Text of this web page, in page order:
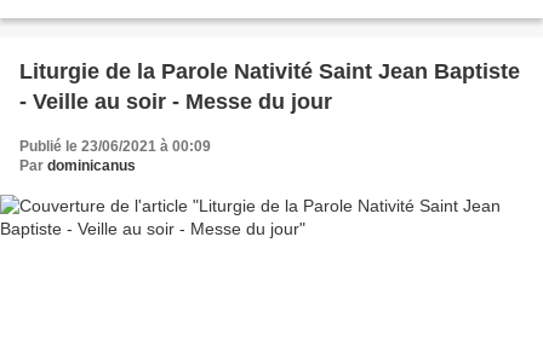
Liturgie de la Parole Nativité Saint Jean Baptiste
- Veille au soir - Messe du jour
Publié le 23/06/2021 à 00:09
Par dominicanus